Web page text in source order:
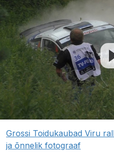
Grossi Toidukaubad Viru
ja õnnelik fotograaf